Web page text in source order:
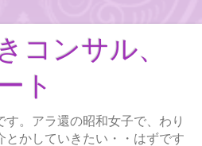
コンサル、
ト
。アラ還の昭和女子で、わり
とかしていきたい・・はずです